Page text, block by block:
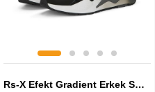
Rs-X Efekt Gradient Erkek Sneaker